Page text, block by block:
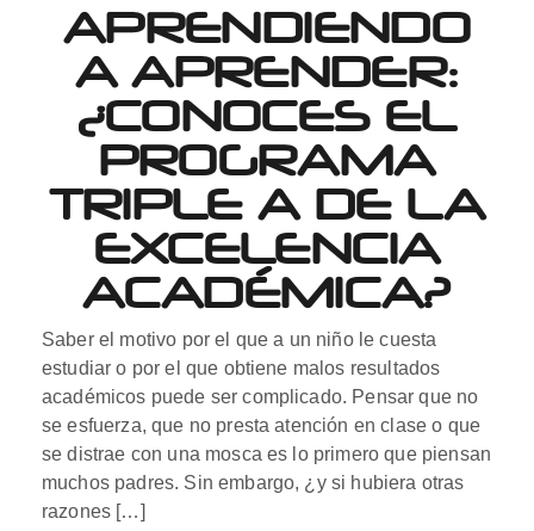
APRENDIENDO
A APRENDER:
¿CONOCES EL
PROGRAMA
TRIPLE A DE LA
EXCELENCIA
ACADÉMICA?
Saber el motivo por el que a un niño le cuesta
estudiar o por el que obtiene malos resultados
académicos puede ser complicado. Pensar que no
se esfuerza, que no presta atención en clase o que
se distrae con una mosca es lo primero que piensan
muchos padres. Sin embargo, ¿y si hubiera otras
razones […]